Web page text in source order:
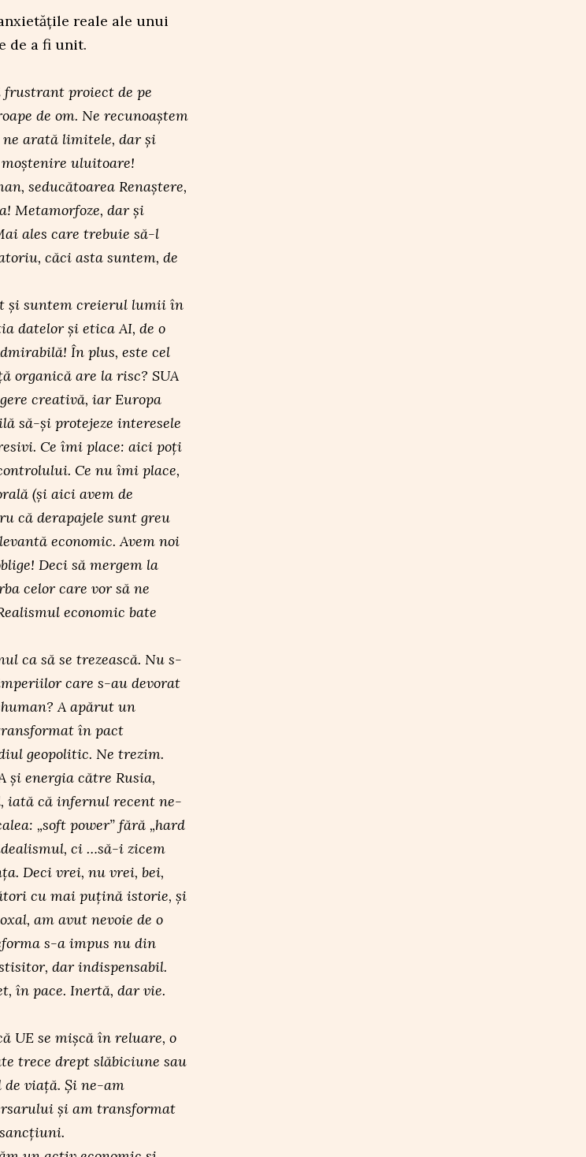
reale ale unui
de a fi unit.
frustrant proiect de pe
de om. Ne recunoaștem
arată limitele, dar și
uluitoare!
seducătoarea Renaștere,
Metamorfoze, dar și
ales care trebuie să-l
căci asta suntem, de
și suntem creierul lumii în
datelor și etica AI, de o
În plus, este cel
organică are la risc? SUA
creativă, iar Europa
să-și protejeze interesele
Ce îmi place: aici poți
Ce nu îmi place,
(și aici avem de
că derapajele sunt greu
economic. Avem noi
Deci să mergem la
celor care vor să ne
economic bate
ca să se trezească. Nu s-
care s-au devorat
A apărut un
în pact
geopolitic. Ne trezim.
și energia către Rusia,
iată că infernul recent ne-
„soft power” fără „hard
ci …să-i zicem
Deci vrei, nu vrei, bei,
cu mai puțină istorie, și
am avut nevoie de o
s-a impus nu din
dar indispensabil.
în pace. Inertă, dar vie.
UE se mișcă în reluare, o
trece drept slăbiciune sau
viață. Și ne-am
și am transformat